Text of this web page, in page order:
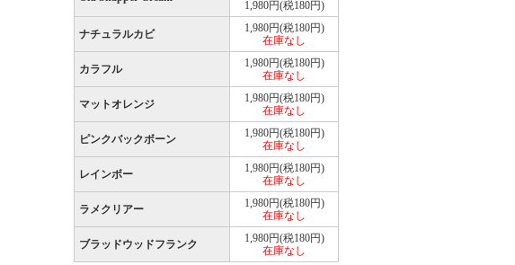
1,980円(税180円)
ナチュラルカビ
1,980円(税180円)
在庫なし
カラフル
1,980円(税180円)
在庫なし
マットオレンジ
1,980円(税180円)
在庫なし
ピンクバックボーン
1,980円(税180円)
在庫なし
レインボー
1,980円(税180円)
在庫なし
ラメクリアー
1,980円(税180円)
在庫なし
ブラッドウッドフランク
1,980円(税180円)
在庫なし